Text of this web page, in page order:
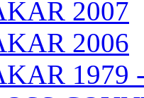
2007
2006
1979